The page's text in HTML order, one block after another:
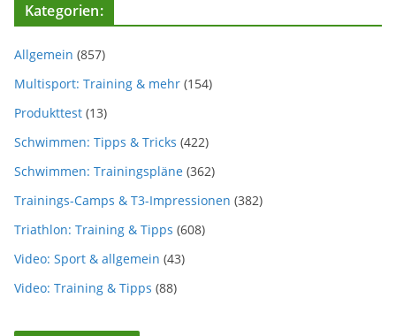
Kategorien:
Allgemein (857)
Multisport: Training & mehr (154)
Produkttest (13)
Schwimmen: Tipps & Tricks (422)
Schwimmen: Trainingspläne (362)
Trainings-Camps & T3-Impressionen (382)
Triathlon: Training & Tipps (608)
Video: Sport & allgemein (43)
Video: Training & Tipps (88)